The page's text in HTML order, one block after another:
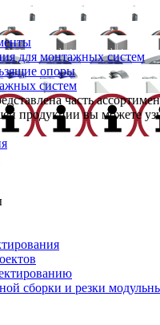
для монтажных систем
опоры
систем
часть
продукции вы можете
сборки и резки